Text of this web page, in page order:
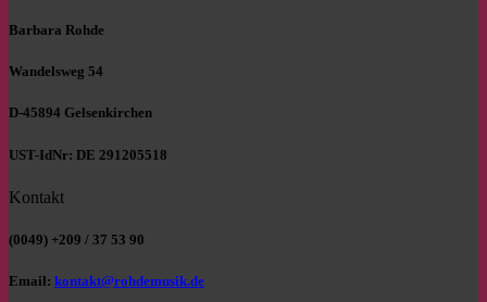
Barbara Rohde
Wandelsweg 54
D-45894 Gelsenkirchen
UST-IdNr: DE 291205518
Kontakt
(0049) +209 / 37 53 90
Email: kontakt@rohdemusik.de